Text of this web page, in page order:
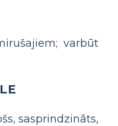
varbūt
sasprindzināts,